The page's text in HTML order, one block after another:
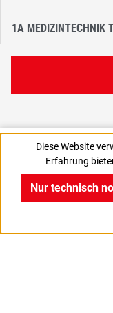
11,04 €
0,14 € / 1 Stück
1A MEDIZINTECHNIK
Diese Website
Erfahrung
Nur technisch